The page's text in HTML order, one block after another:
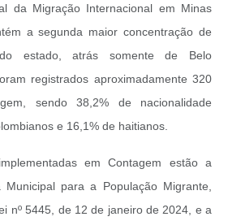
da Migração Internacional em Minas
a segunda maior concentração de
estado, atrás somente de Belo
registrados aproximadamente 320
sendo 38,2% de nacionalidade
e 16,1% de haitianos.
em Contagem estão a
para a População Migrante,
nº 5445, de 12 de janeiro de 2024, e a